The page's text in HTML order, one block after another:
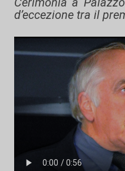
d’eccezione tra il